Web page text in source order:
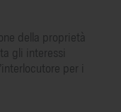
della proprietà
gli interessi
per i